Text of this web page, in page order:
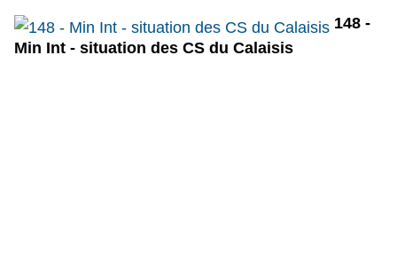
148 -
Min Int - situation des CS du Calaisis